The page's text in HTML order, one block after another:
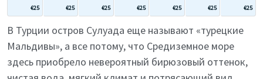
€25 €25 €25 €25 €25 €25 €25
В Турции остров Сулуада еще называют «турецкие
Мальдивы», а все потому, что Средиземное море
здесь приобрело невероятный бирюзовый оттенок,